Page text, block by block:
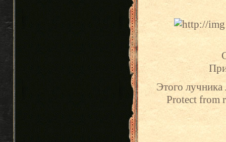
Этого
Protect from